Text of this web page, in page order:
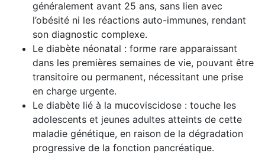
généralement avant 25 ans, sans lien avec
l’obésité ni les réactions auto-immunes, rendant
son diagnostic complexe.
Le diabète néonatal : forme rare apparaissant
dans les premières semaines de vie, pouvant être
transitoire ou permanent, nécessitant une prise
en charge urgente.
Le diabète lié à la mucoviscidose : touche les
adolescents et jeunes adultes atteints de cette
maladie génétique, en raison de la dégradation
progressive de la fonction pancréatique.